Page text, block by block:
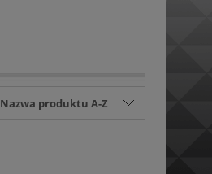
Nazwa produktu A-Z